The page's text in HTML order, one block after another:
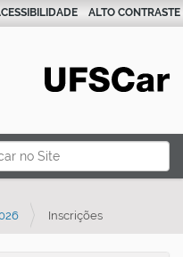
Avançada…
ALTO CONTRASTE
Inscrições